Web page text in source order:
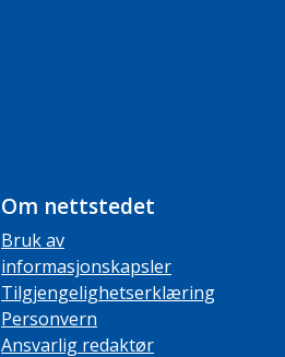
Om nettstedet
Bruk av
informasjonskapsler
Tilgjengelighetserklæring
Personvern
Ansvarlig redaktør